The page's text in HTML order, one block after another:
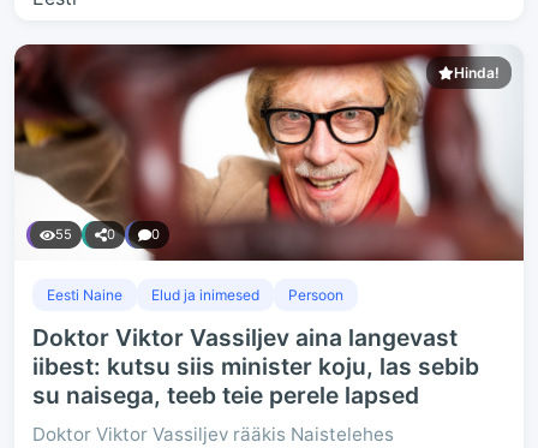
Hinda!
55 0 0
Eesti Naine Elud ja inimesed Persoon
Doktor Viktor Vassiljev aina langevast
iibest: kutsu siis minister koju, las sebib
su naisega, teeb teie perele lapsed
Doktor Viktor Vassiljev rääkis Naistelehes